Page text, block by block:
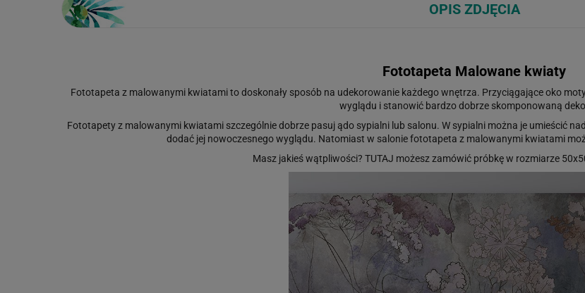
OPIS ZDJĘCIA
Fototapeta Malowane kwiaty
Fototapeta z malowanymi kwiatami to doskonały sposób na udekorowanie każdego wnętrza. Przyciągające oko
wyglądu i stanowić bardzo dobrze skomponowaną
Fototapety z malowanymi kwiatami szczególnie dobrze pasuj ądo sypialni lub salonu. W sypialni można je umieścić
dodać jej nowoczesnego wyglądu. Natomiast w salonie fototapeta z malowanymi kwiatami
Masz jakieś wątpliwości? TUTAJ możesz zamówić próbkę w rozmiarze